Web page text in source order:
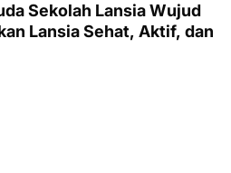
Sekolah Lansia Wujud
Lansia Sehat, Aktif, dan